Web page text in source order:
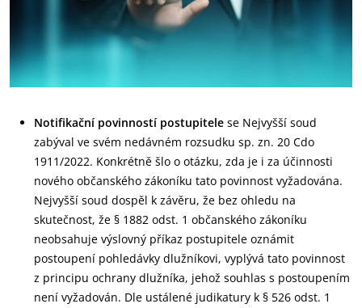
Notifikační povinností postupitele se Nejvyšší soud
zabýval ve svém nedávném rozsudku sp. zn. 20 Cdo
1911/2022. Konkrétně šlo o otázku, zda je i za účinnosti
nového občanského zákoníku tato povinnost vyžadována.
Nejvyšší soud dospěl k závěru, že bez ohledu na
skutečnost, že § 1882 odst. 1 občanského zákoníku
neobsahuje výslovný příkaz postupitele oznámit
postoupení pohledávky dlužníkovi, vyplývá tato povinnost
z principu ochrany dlužníka, jehož souhlas s postoupením
není vyžadován. Dle ustálené judikatury k § 526 odst. 1